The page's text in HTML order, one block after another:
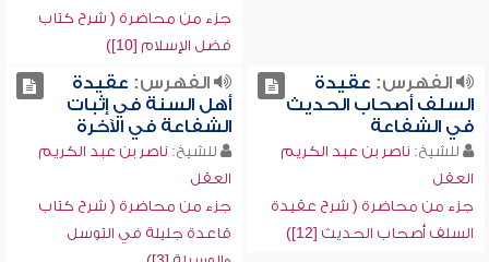
جزء من محاضرة ( شرح كتاب
فضل الإسلام [10])
الفهرس: عقيدة
السلف أصحاب الحديث
في الشفاعة
للشيخ: ناصر بن عبد الكريم
العقل
جزء من محاضرة ( شرح عقيدة
السلف أصحاب الحديث [12])
الفهرس: عقيدة
أهل السنة في إثبات
الشفاعة في الآخرة
للشيخ: ناصر بن عبد الكريم
العقل
جزء من محاضرة ( شرح كتاب
قاعدة جليلة في التوسل